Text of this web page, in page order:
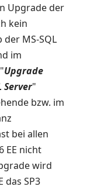
Upgrade der
kein
MS-SQL
im
Upgrade
Server"
bzw. im
bei allen
EE nicht
wird
das SP3